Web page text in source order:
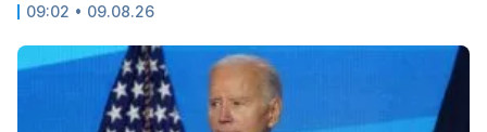
09:02 • 09.08.26